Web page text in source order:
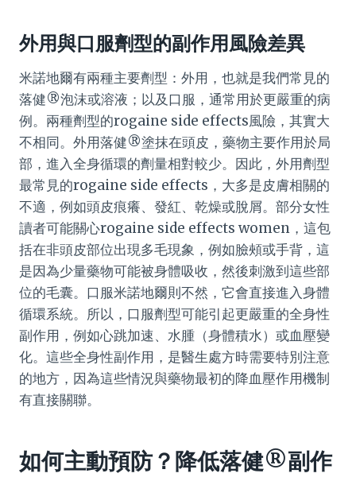
外用與口服劑型的副作用風險差異
米諾地爾有兩種主要劑型：外用，也就是我們常見的
落健®泡沫或溶液；以及口服，通常用於更嚴重的病
例。兩種劑型的rogaine side effects風險，其實大
不相同。外用落健®塗抹在頭皮，藥物主要作用於局
部，進入全身循環的劑量相對較少。因此，外用劑型
最常見的rogaine side effects，大多是皮膚相關的
不適，例如頭皮痕癢、發紅、乾燥或脫屑。部分女性
讀者可能關心rogaine side effects women，這包
括在非頭皮部位出現多毛現象，例如臉頰或手背，這
是因為少量藥物可能被身體吸收，然後刺激到這些部
位的毛囊。口服米諾地爾則不然，它會直接進入身體
循環系統。所以，口服劑型可能引起更嚴重的全身性
副作用，例如心跳加速、水腫（身體積水）或血壓變
化。這些全身性副作用，是醫生處方時需要特別注意
的地方，因為這些情況與藥物最初的降血壓作用機制
有直接關聯。
如何主動預防？降低落健®副作